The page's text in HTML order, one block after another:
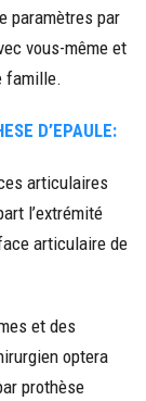
paramètres par
vous-même et
famille.
D’EPAULE:
articulaires
l’extrémité
articulaire de
et des
optera
prothèse